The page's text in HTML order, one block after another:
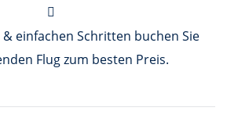
einfachen Schritten buchen Sie
Flug zum besten Preis.